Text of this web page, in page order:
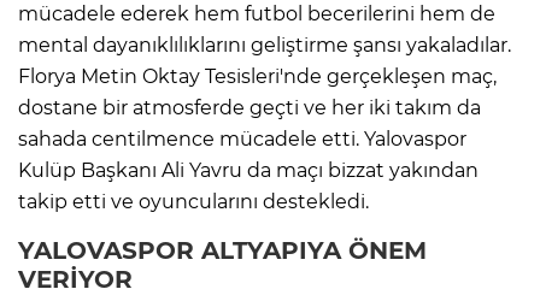
mücadele ederek hem futbol becerilerini hem de
mental dayanıklılıklarını geliştirme şansı yakaladılar.
Florya Metin Oktay Tesisleri'nde gerçekleşen maç,
dostane bir atmosferde geçti ve her iki takım da
sahada centilmence mücadele etti. Yalovaspor
Kulüp Başkanı Ali Yavru da maçı bizzat yakından
takip etti ve oyuncularını destekledi.
YALOVASPOR ALTYAPIYA ÖNEM
VERİYOR